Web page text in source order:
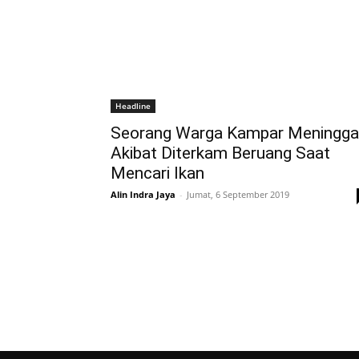
Headline
Seorang Warga Kampar
Akibat Diterkam Beruang Saat
Mencari Ikan
Alin Indra Jaya - Jumat, 6 September 2019